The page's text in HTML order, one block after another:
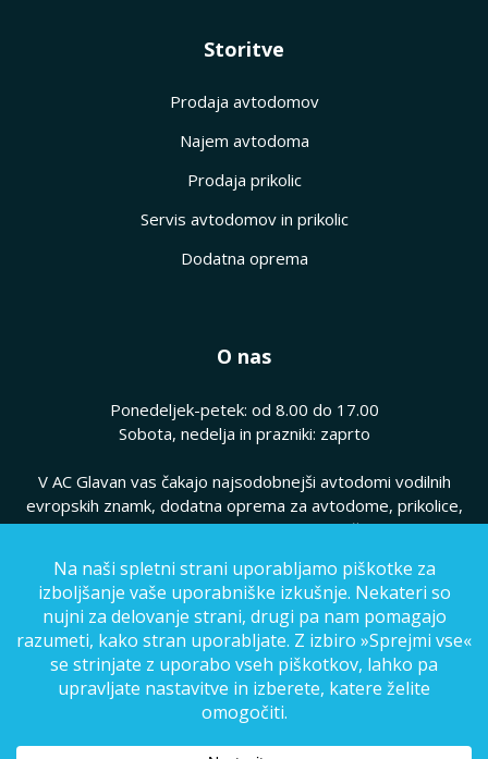
Storitve
Prodaja avtodomov
Najem avtodoma
Prodaja prikolic
Servis avtodomov in prikolic
Dodatna oprema
O nas
Ponedeljek-petek: od 8.00 do 17.00
Sobota, nedelja in prazniki: zaprto
V AC Glavan vas čakajo najsodobnejši avtodomi vodilnih
evropskih znamk, dodatna oprema za avtodome, prikolice,
hkrati pa vam ponujamo kvaliteten servis vaših avtodomov.
Pogoji poslovanja|Politika zasebnosti